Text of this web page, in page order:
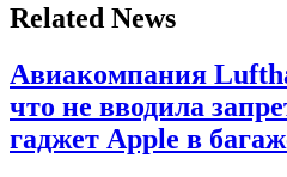
Related News
Авиакомпания
что не вводила
гаджет Apple в